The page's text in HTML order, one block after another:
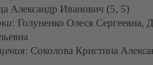
Александр Иванович (5, 5)
: Голуненко Олеся Сергеевна,
: Соколова Кристина